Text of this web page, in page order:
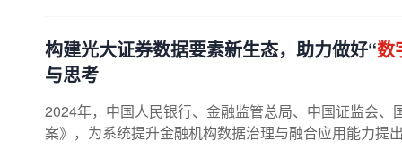
构建光大证券数据要素新生态，助力做好“数
与思考
2024年，中国人民银行、金融监管总局、中国证监会、
案》，为系统提升金融机构数据治理与融合应用能力提